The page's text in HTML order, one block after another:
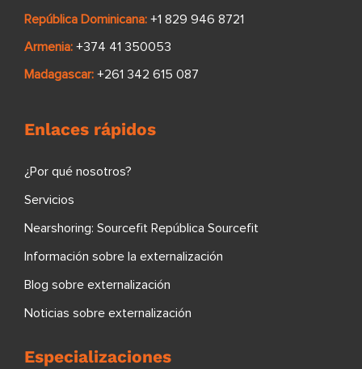
República Dominicana: +1 829 946 8721
Armenia: +374 41 350053
Madagascar: +261 342 615 087
Enlaces rápidos
¿Por qué nosotros?
Servicios
Nearshoring: Sourcefit República Sourcefit
Información sobre la externalización
Blog sobre externalización
Noticias sobre externalización
Especializaciones